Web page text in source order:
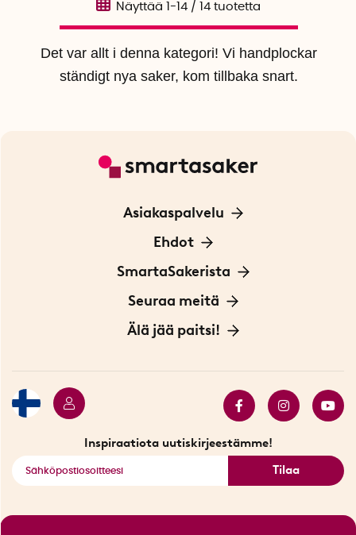
Det var allt i denna kategori! Vi handplockar
ständigt nya saker, kom tillbaka snart.
Näyttää 1-14 / 14 tuotetta
Asiakaspalvelu
Ota yhteyttä
Ehdot
Tietoa evästeistä
Yksityisyydensuoja
Sopimusehdot
SmartaSakerista
Meistä
Myymälä Tukholmassa
Seuraa meitä
Innovaattoriblogi
Älä jää paitsi!
Inspiraatiota uutiskirjeestämme!
Tilaa